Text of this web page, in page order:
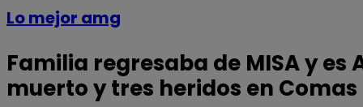
Lo mejor amg
Familia regresaba de MISA y es
muerto y tres heridos en Comas